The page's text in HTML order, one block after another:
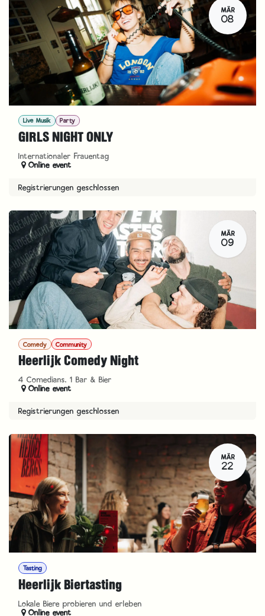
MÄR
08
Live Musik Party
GIRLS NIGHT ONLY
Internationaler Frauentag
Online event
Registrierungen geschlossen
MÄR
09
Comedy Community
Heerlijk Comedy Night
4 Comedians, 1 Bar & Bier
Online event
Registrierungen geschlossen
MÄR
22
Tasting
Heerlijk Biertasting
Lokale Biere probieren und erleben
Online event